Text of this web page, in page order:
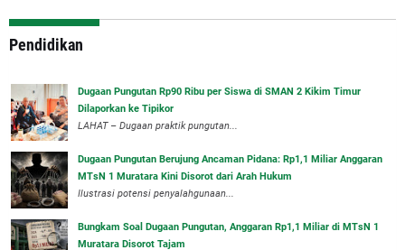
Pendidikan
Dugaan Pungutan Rp90 Ribu per Siswa di SMAN 2 Kikim Timur
Dilaporkan ke Tipikor
LAHAT – Dugaan praktik pungutan...
Dugaan Pungutan Berujung Ancaman Pidana: Rp1,1 Miliar Anggaran
MTsN 1 Muratara Kini Disorot dari Arah Hukum
Ilustrasi potensi penyalahgunaan...
Bungkam Soal Dugaan Pungutan, Anggaran Rp1,1 Miliar di MTsN 1
Muratara Disorot Tajam